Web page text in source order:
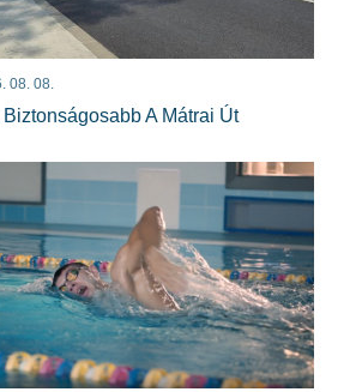
08. 08.
A Mátrai Út